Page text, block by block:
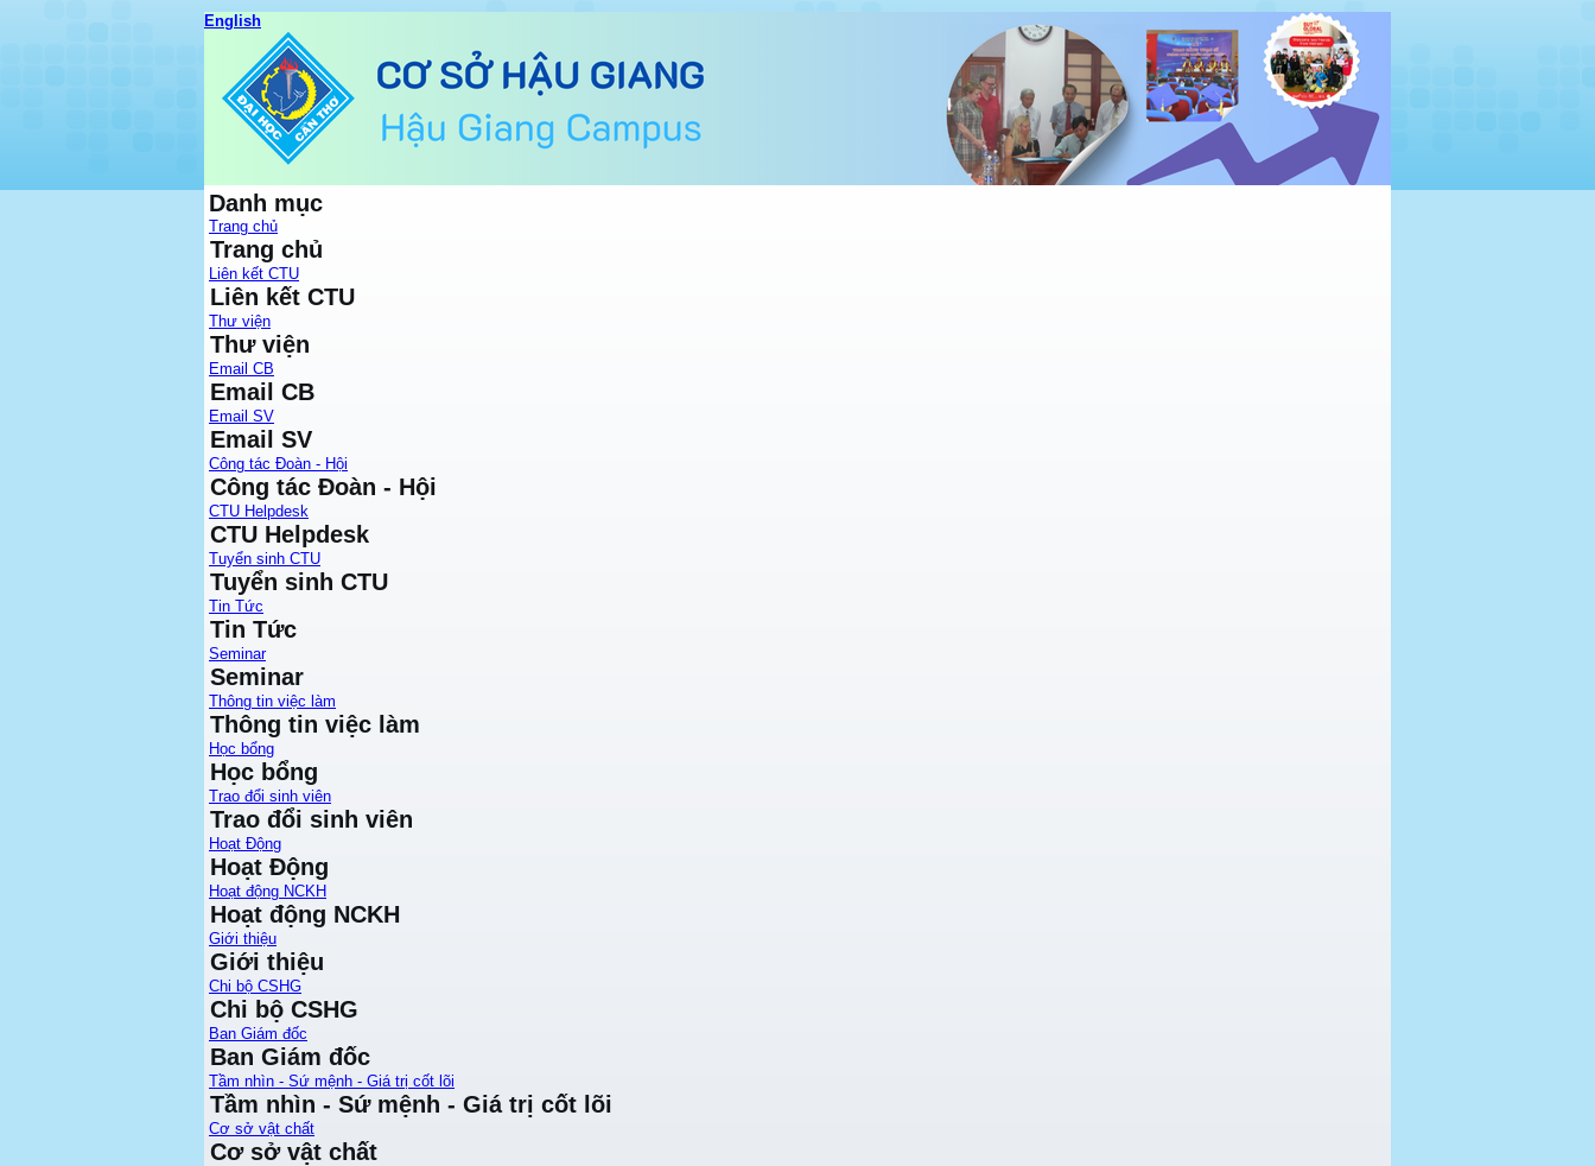
English
Danh mục
Trang chủ
Trang chủ
Liên kết CTU
Liên kết CTU
Thư viện
Thư viện
Email CB
Email CB
Email SV
Email SV
Công tác Đoàn - Hội
Công tác Đoàn - Hội
CTU Helpdesk
CTU Helpdesk
Tuyển sinh CTU
Tuyển sinh CTU
Tin Tức
Tin Tức
Seminar
Seminar
Thông tin việc làm
Thông tin việc làm
Học bổng
Học bổng
Trao đổi sinh viên
Trao đổi sinh viên
Hoạt Động
Hoạt Động
Hoạt động NCKH
Hoạt động NCKH
Giới thiệu
Giới thiệu
Chi bộ CSHG
Chi bộ CSHG
Ban Giám đốc
Ban Giám đốc
Tầm nhìn - Sứ mệnh - Giá trị cốt lõi
Tầm nhìn - Sứ mệnh - Giá trị cốt lõi
Cơ sở vật chất
Cơ sở vật chất